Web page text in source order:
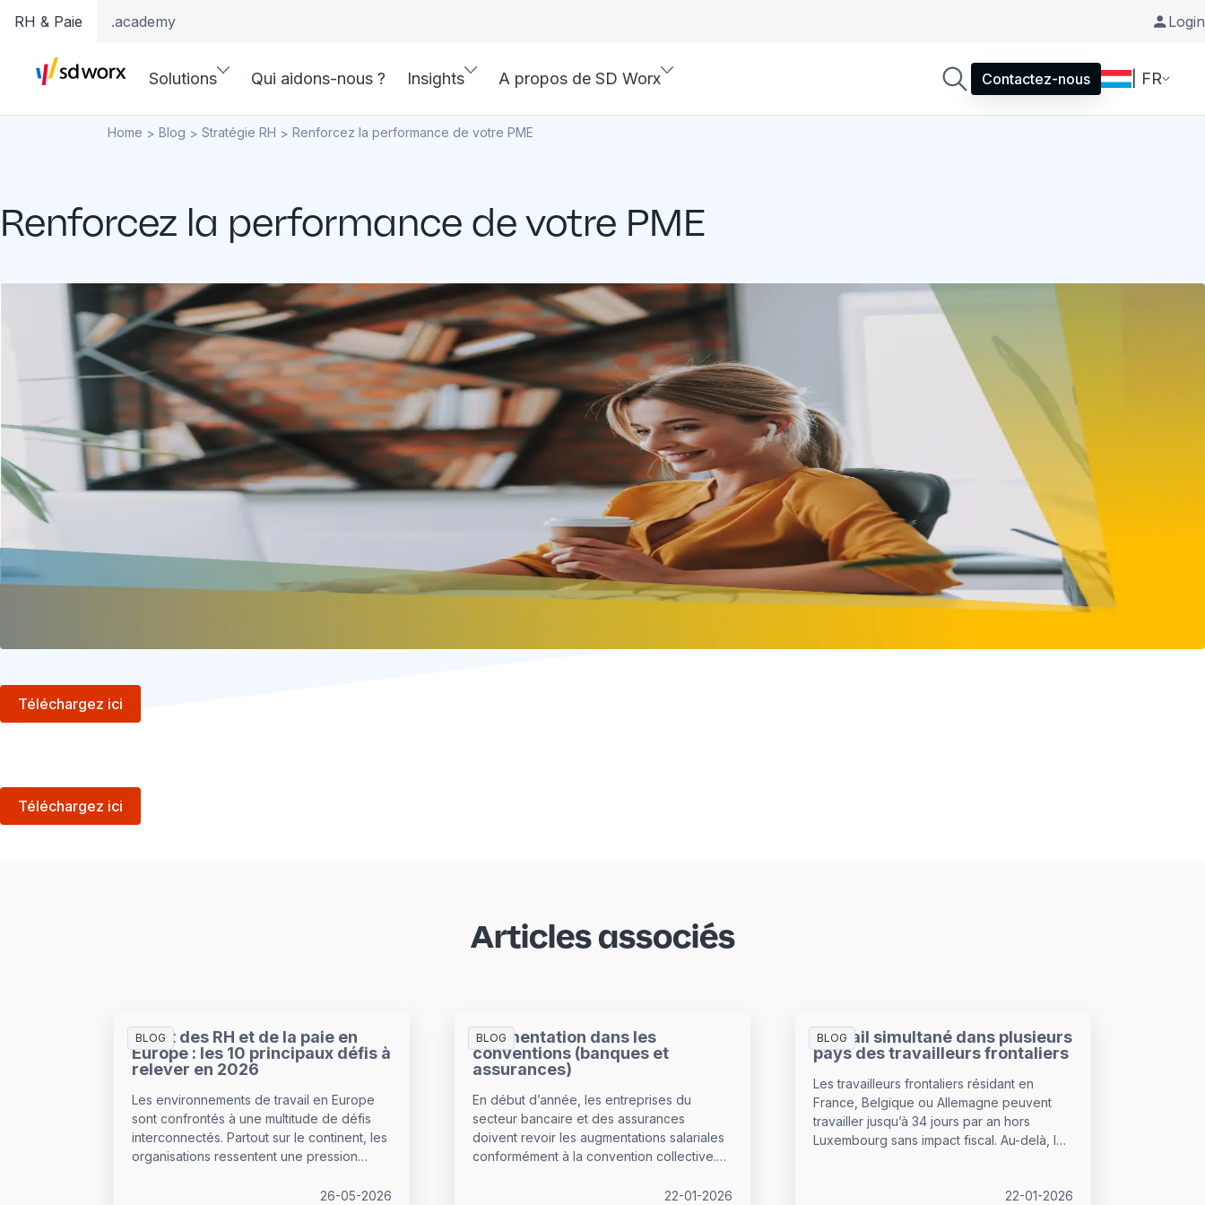
RH & Paie .academy Login
Solutions Qui aidons-nous ? Insights A propos de SD Worx Contactez-nous | FR
Home > Blog > Stratégie RH > Renforcez la performance de votre PME
Renforcez la performance de votre PME
Téléchargez ici
Téléchargez ici
Articles associés
BLOG
L’état des RH et de la paie en
Europe : les 10 principaux défis à
relever en 2026
Les environnements de travail en Europe
sont confrontés à une multitude de défis
interconnectés. Partout sur le continent, les
organisations ressentent une pression
fragilité, dans un contexte de budgets et
26-05-2026
BLOG
Augmentation dans les
conventions (banques et
assurances)
En début d’année, les entreprises du
secteur bancaire et des assurances
doivent revoir les augmentations salariales
conformément à la convention collective.
liées à l’ancienneté et marges de22-01-2026
BLOG
Travail simultané dans plusieurs
pays des travailleurs frontaliers
Les travailleurs frontaliers résidant en
France, Belgique ou Allemagne peuvent
travailler jusqu’à 34 jours par an hors
Luxembourg sans impact fiscal. Au-delà, les
Découvrez ce que cela implique pour les
22-01-2026